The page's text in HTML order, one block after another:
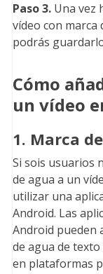
Paso 3. Una vez
vídeo con
podrás
Cómo
un vídeo
1. Marca
Si sois usuarios
de agua a un
utilizar una
Android. Las
Android pueden
de agua de
en plataformas